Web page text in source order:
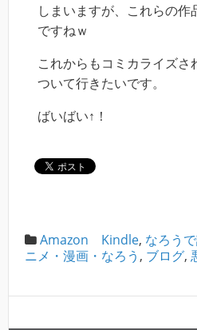
しまいますが、これらの
ですねｗ
これからもコミカライズ
ついて行きたいです。
ばいばい↑！
Amazon Kindle, なろう
ニメ・漫画・なろう , ブログ,